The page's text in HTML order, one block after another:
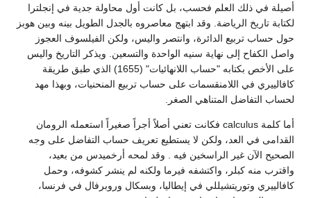
أصيلة في ذلك العلم فحسب، بل كانت أول محاولة جدية في إنجلترا
لكتابة تاريخ الرياضة. وقد ابتهج معاصروه بالجدل الطويل بينه وبين هوبز
حول حساب تربيع الدائرة، وانتصر واليس، ولكن الفيلسوف العجوز
واصل الكفاح إلى نهاية سنيه الواحدة والتسعين. ويذكر التاريخ واليس
على الأخص بكتابه "حساب اللانهائيات" (1655) الذي طبق طريقة
كافالييري في اللامنقسمات على حساب تربيع المنحنيات، وبهذا مهد
لحساب التفاضل المتناهي الصغر.
أما كلمة calculus فكانت تعني أصلاً أجراً صغيراً استعمله الرومان
القدامى في العد، ولكن لا يستطيع تعريف حساب التفاضل على وجه
الصحيح الآن غير الراسخين فيه . وقد لمحه أرخميدس من بعيد،
واقترب منه كبلر، واكتشفه فيرما ولكنه لم ينشر كشوفه، وحمل
كافالييري وتوريتشيللي في إيطاليا، وبسكال وروبرفال في فرنسا،